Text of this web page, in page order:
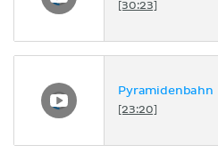
[30:23]
Pyramidenbahn
[23:20]